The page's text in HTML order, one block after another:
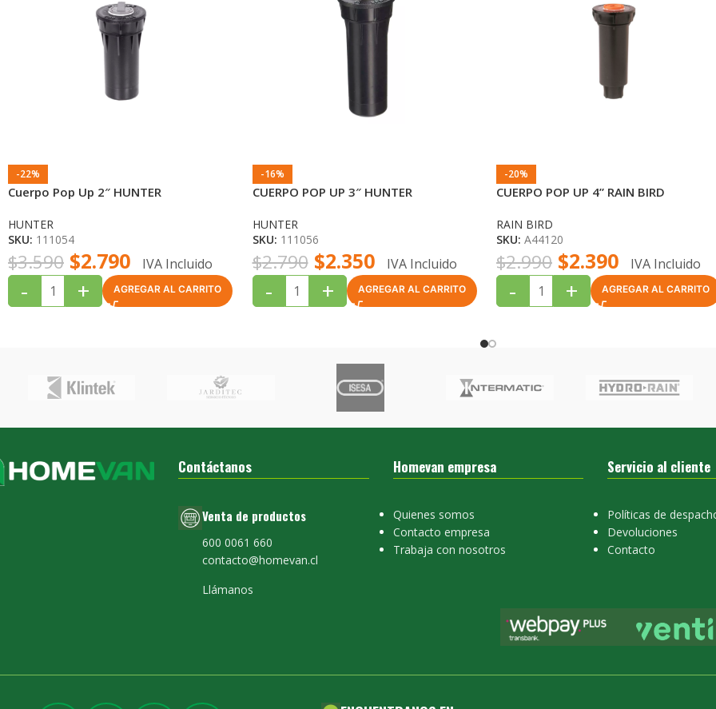
-22%
Cuerpo Pop Up 2″ HUNTER
HUNTER
SKU: 111054
$3.590 $2.790 IVA Incluido
- + AGREGAR AL CARRITO
-16%
CUERPO POP UP 3″ HUNTER
HUNTER
SKU: 111056
$2.790 $2.350 IVA Incluido
- + AGREGAR AL CARRITO
-20%
CUERPO POP UP 4” RAIN BIRD
RAIN BIRD
SKU: A44120
$2.990 $2.390 IVA Incluido
- + AGREGAR AL CARRITO
Contáctanos
Venta de productos
600 0061 660
contacto@homevan.cl
Llámanos
Homevan empresa
Quienes somos
Contacto empresa
Trabaja con nosotros
Servicio al cliente
Políticas de
Devoluciones
Contacto